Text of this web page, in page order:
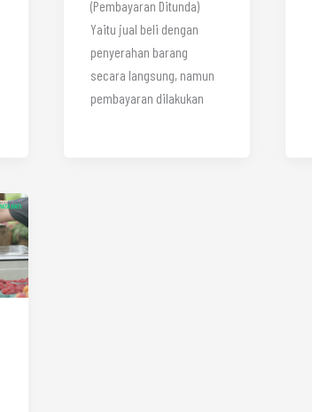
(Pembayaran Ditunda)
Yaitu jual beli dengan
penyerahan barang
secara langsung, namun
pembayaran dilakukan